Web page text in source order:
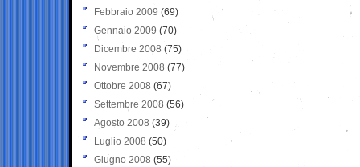
Febbraio 2009 (69)
Gennaio 2009 (70)
Dicembre 2008 (75)
Novembre 2008 (77)
Ottobre 2008 (67)
Settembre 2008 (56)
Agosto 2008 (39)
Luglio 2008 (50)
Giugno 2008 (55)